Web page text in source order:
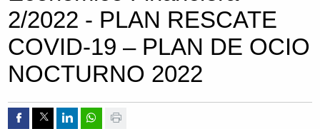
2/2022 - PLAN RESCATE
COVID-19 – PLAN DE OCIO
NOCTURNO 2022
Compartir por Facebook
Compartir por Twitter
Compartir por Linkedin
Compartir por whatsapp
Imprimir